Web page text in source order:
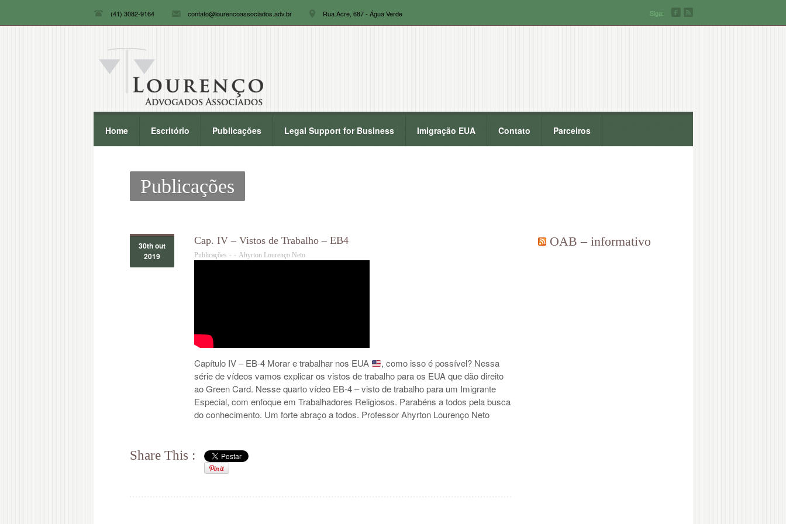
(41) 3082-9164 contato@lourencoassociados.adv.br Rua Acre, 687 - Água Verde Siga:
Home Escritório Publicações Legal Support for Business Imigração EUA Contato Parceiros
Publicações
30th out
2019
Cap. IV – Vistos de Trabalho – EB4
Publicações - - Ahyrton Lourenço Neto
Capítulo IV – EB-4 Morar e trabalhar nos EUA
, como isso é possível? Nessa
série de vídeos vamos explicar os vistos de trabalho para os EUA que dão direito
ao Green Card. Nesse quarto vídeo EB-4 – visto de trabalho para um Imigrante
Especial, com enfoque em Trabalhadores Religiosos. Parabéns a todos pela busca
do conhecimento. Um forte abraço a todos. Professor Ahyrton Lourenço Neto
Share This :
OAB – informativo